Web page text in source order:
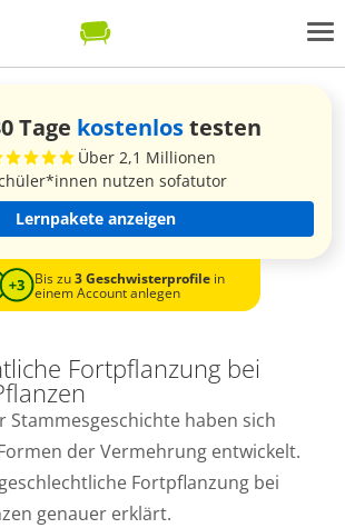
Tage kostenlostesten
Über 2,1 Millionen
nutzen sofatutor
Lernpakete anzeigen
Bis zu3 Geschwisterprofilein
einem Account anlegen
Fortpflanzung bei
Stammesgeschichte haben sich
der Vermehrung entwickelt.
Fortpflanzung bei
genauer erklärt.